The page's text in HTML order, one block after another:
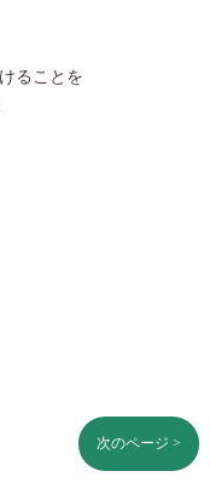
ることを
次のページ >